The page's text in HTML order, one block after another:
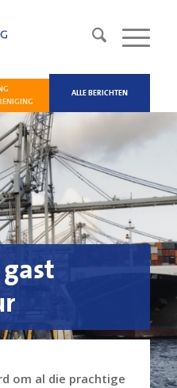
ALLE BERICHTEN
om al die prachtige